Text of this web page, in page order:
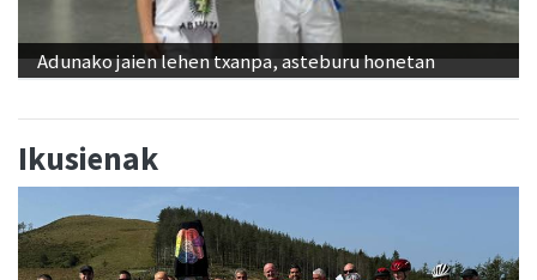
Adunako jaien lehen txanpa, asteburu honetan
Ikusienak